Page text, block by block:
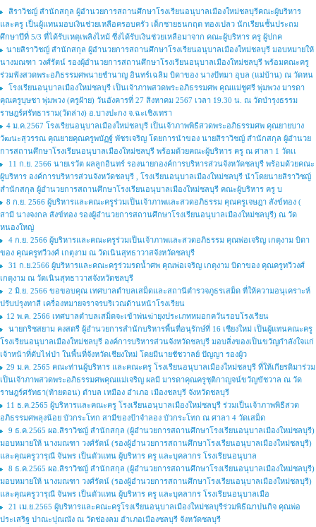
สิราวิชญ์ สำนักสกุล ผู้อำนวยการสถานศึกษาโรงเรียนอนุบาลเมืองใหม่ชลบุรีคณะผู้บริหาร
และครู เป็นผู้แทนมอบเงินช่วยเหลือครอบครัว เด็กชายธนกฤต ทองเปลว นักเรียนชั้นประถม
ศึกษาปีที่ 5/3 ที่ได้รับเหตุเพลิงไหม้ ซึ่งได้รับเงินช่วยเหลือมาจาก คณะผู้บริหาร ครู ผู้ปกค
นายสิราวิชญ์ สำนักสกุล ผู้อำนวยการสถานศึกษาโรงเรียนอนุบาลเมืองใหม่ชลบุรี มอบหมายให้
นางมณฑา วงศ์รัตน์ รองผุ้อำนวยการสถานศึกษาโรงเรียนอนุบาลเมืองใหม่ชลบุรี พร้อมคณะครู
ร่วมฟังสวดพระอภิธรรมศพนายชำนาญ อินทร์เฉลิม บิดาของ นางปัทมา อุบล (แม่บ้าน) ณ วัดหน
โรงเรียนอนุบาลเมืองใหม่ชลบุรี เป็นเจ้าภาพสวดพระอภิธรรมศพ คุณแม่ชูศรี พุ่มพวง มารดา
คุณครูบุษชา พุ่มพวง (ครูฝ้าย) วันอังคารที่ 27 สิงหาคม 2567 เวลา 19.30 น. ณ วัดบำรุงธรรม
ราษฎร์ศรัทธาราม(วัดล่าง) อ.บางปะกง จ.ฉะเชิงเทรา
4 ม.ค.2567 โรงเรียนอนุบาลเมืองใหม่ชลบุรี เป็นเจ้าภาพพิธีสวดพระอภิธรรมศพ คุณยายบาง
วัฒนะสุวรรณ คุณยายคุณครูพบัฏฐ์ พัชรเจริญ โดยการนำของ นายสิราวิชญ์ สำนักสกุล ผู้อำนวย
การสถานศึกษาโรงเรียนอนุบาลเมืองใหม่ชลบุรี พร้อมด้วยคณะผู้บริหาร ครู ณ ศาลา 1 วัดเเ
11 ก.ย. 2566 นายเรวัต ผลลูกอินทร์ รองนายกองค์การบริหารส่วนจังหวัดชลบุรี พร้อมด้วยคณะ
ผู้บริหาร องค์การบริหารส่วนจังหวัดชลบุรี , โรงเรียนอนุบาลเมืองใหม่ชลบุรี นำโดยนายสิราวิชญ์
สำนักสกุล ผู้อำนวยการสถานศึกษาโรงเรียนอนุบาลเมืองใหม่ชลบุรี คณะผู้บริหาร ครู บ
8 ก.ย. 2566 ผู้บริหารและคณะครูร่วมเป็นเจ้าภาพและสวดอภิธรรม คุณครูเจษฎา สังข์ทอง (
สามี นางจงกล สังข์ทอง รองผู้อำนวยการสถานศึกษาโรงเรียนอนุบาลเมืองใหม่ชลบุรี) ณ วัด
หนองใหญ่
4 ก.ย. 2566 ผู้บริหารและคณะครูร่วมเป็นเจ้าภาพและสวดอภิธรรม คุณพ่อเจริญ เกตุงาม บิดา
ของ คุณครูทวีวงศ์ เกตุงาม ณ วัดเนินสุทธาวาสจังหวัดชลบุรี
31 ก.ย.2566 ผู้บริหารและคณะครูร่วมรดน้ำศพ คุณพ่อเจริญ เกตุงาม บิดาของ คุณครูทวีวงศ์
เกตุงาม ณ วัดเนินสุทธาวาสจังหวัดชลบุรี
2 มิ.ย. 2566 ขอขอบคุณ เทศบาลตำบลเสม็ดและสถานีตำรวจภูธรเสม็ด ที่ให้ความอนุเคราะห์
ปรับปรุงทาสี เครื่องหมายจราจรบริเวณด้านหน้าโรงเรียน
12 พ.ค. 2566 เทศบาลตำบลเสม็ดจะเข้าพ่นฆ่ายุงประเภทหมอกควันรอบโรงเรียน
นายกริชสยาม คงสตรี ผู้อำนวยการสำนักบริหารพื้นที่อนุรักษ์ที่ 16 เชียงใหม่ เป็นผู้แทนคณะครู
โรงเรียนอนุบาลเมืองใหม่ชลบุรี องค์การบริหารส่วนจังหวัดชลบุรี มอบสิ่งของเป็นขวัญกำลังใจแก่
เจ้าหน้าที่ดับไฟป่า ในพื้นที่จังหวัดเชียงใหม่ โดยมีนายชัชวาลย์ ปัญญา รองผู้ว
29 ม.ค. 2565 คณะท่านผู้บริหาร และคณะครู โรงเรียนอนุบาลเมืองใหม่ชลบุรี ที่ให้เกียรติมาร่วม
เป็นเจ้าภาพสวดพระอภิธรรมศพคุณแม่เจริญ ผลมี มารดาคุณครูชุติกาญจน์ขวัญขัชวาล ณ วัด
ราษฎร์ศรัทธา(ท้ายดอน) ตำบล เหมือง อำเภอ เมืองชลบุรี จังหวัดชลบุรี
11 ธ.ค.2565 ผู้บริหารและคณะครู โรงเรียนอนุบาลเมืองใหม่ชลบุรี ร่วมเป็นเจ้าภาพพิธีสวด
อภิธรรมศพลุงน้อย บัวกระโทก สามีของป้าจำลอง บัวกระโทก ณ ศาลา 4 วัดเสม็ด
9 ธ.ค.2565 ผอ.สิราวิชญ์ สำนักสกุล (ผู้อำนวยการสถานศึกษาโรงเรียนอนุบาลเมืองใหม่ชลบุรี)
มอบหมายให้ นางมณฑา วงศ์รัตน์ (รองผู้อำนวยการสถานศึกษาโรงเรียนอนุบาลเมืองใหม่ชลบุรี)
และคุณครูวารุณี จันพร เป็นตัวแทน ผู้บริหาร ครู และบุคลากร โรงเรียนอนุบาล
8 ธ.ค.2565 ผอ.สิราวิชญ์ สำนักสกุล (ผู้อำนวยการสถานศึกษาโรงเรียนอนุบาลเมืองใหม่ชลบุรี)
มอบหมายให้ นางมณฑา วงศ์รัตน์ (รองผู้อำนวยการสถานศึกษาโรงเรียนอนุบาลเมืองใหม่ชลบุรี)
และคุณครูวารุณี จันพร เป็นตัวแทน ผู้บริหาร ครู และบุคลากร โรงเรียนอนุบาลเมือ
21 เม.ย.2565 ผู้บริหารและคณะครูโรงเรียนอนุบาลเมืองใหม่ชลบุรีร่วมพิธีฌาปนกิจ คุณพ่อ
ประเสริฐ ปาณะปุณณัง ณ วัดช่องลม อำเภอเมืองชลบุรี จังหวัดชลบุรี